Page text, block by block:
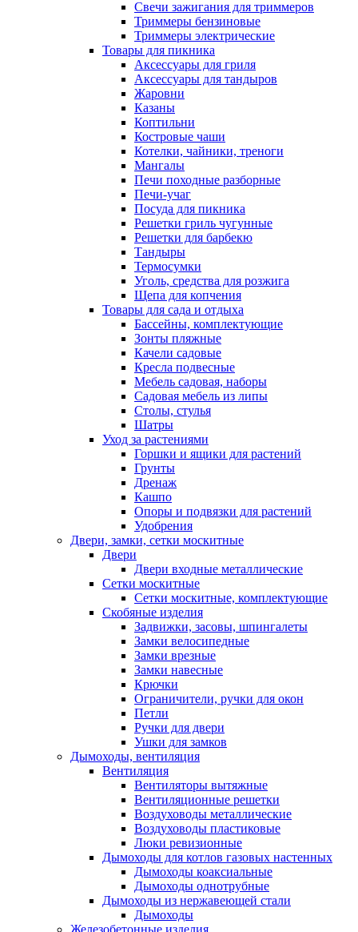
Свечи зажигания для триммеров
Триммеры бензиновые
Триммеры электрические
Товары для пикника
Аксессуары для гриля
Аксессуары для тандыров
Жаровни
Казаны
Коптильни
Костровые чаши
Котелки, чайники, треноги
Мангалы
Печи походные разборные
Печи-учаг
Посуда для пикника
Решетки гриль чугунные
Решетки для барбекю
Тандыры
Термосумки
Уголь, средства для розжига
Щепа для копчения
Товары для сада и отдыха
Бассейны, комплектующие
Зонты пляжные
Качели садовые
Кресла подвесные
Мебель садовая, наборы
Садовая мебель из липы
Столы, стулья
Шатры
Уход за растениями
Горшки и ящики для растений
Грунты
Дренаж
Кашпо
Опоры и подвязки для растений
Удобрения
Двери, замки, сетки москитные
Двери
Двери входные металлические
Сетки москитные
Сетки москитные, комплектующие
Скобяные изделия
Задвижки, засовы, шпингалеты
Замки велосипедные
Замки врезные
Замки навесные
Крючки
Ограничители, ручки для окон
Петли
Ручки для двери
Ушки для замков
Дымоходы, вентиляция
Вентиляция
Вентиляторы вытяжные
Вентиляционные решетки
Воздуховоды металлические
Воздуховоды пластиковые
Люки ревизионные
Дымоходы для котлов газовых настенных
Дымоходы коаксиальные
Дымоходы однотрубные
Дымоходы из нержавеющей стали
Дымоходы
Железобетонные изделия